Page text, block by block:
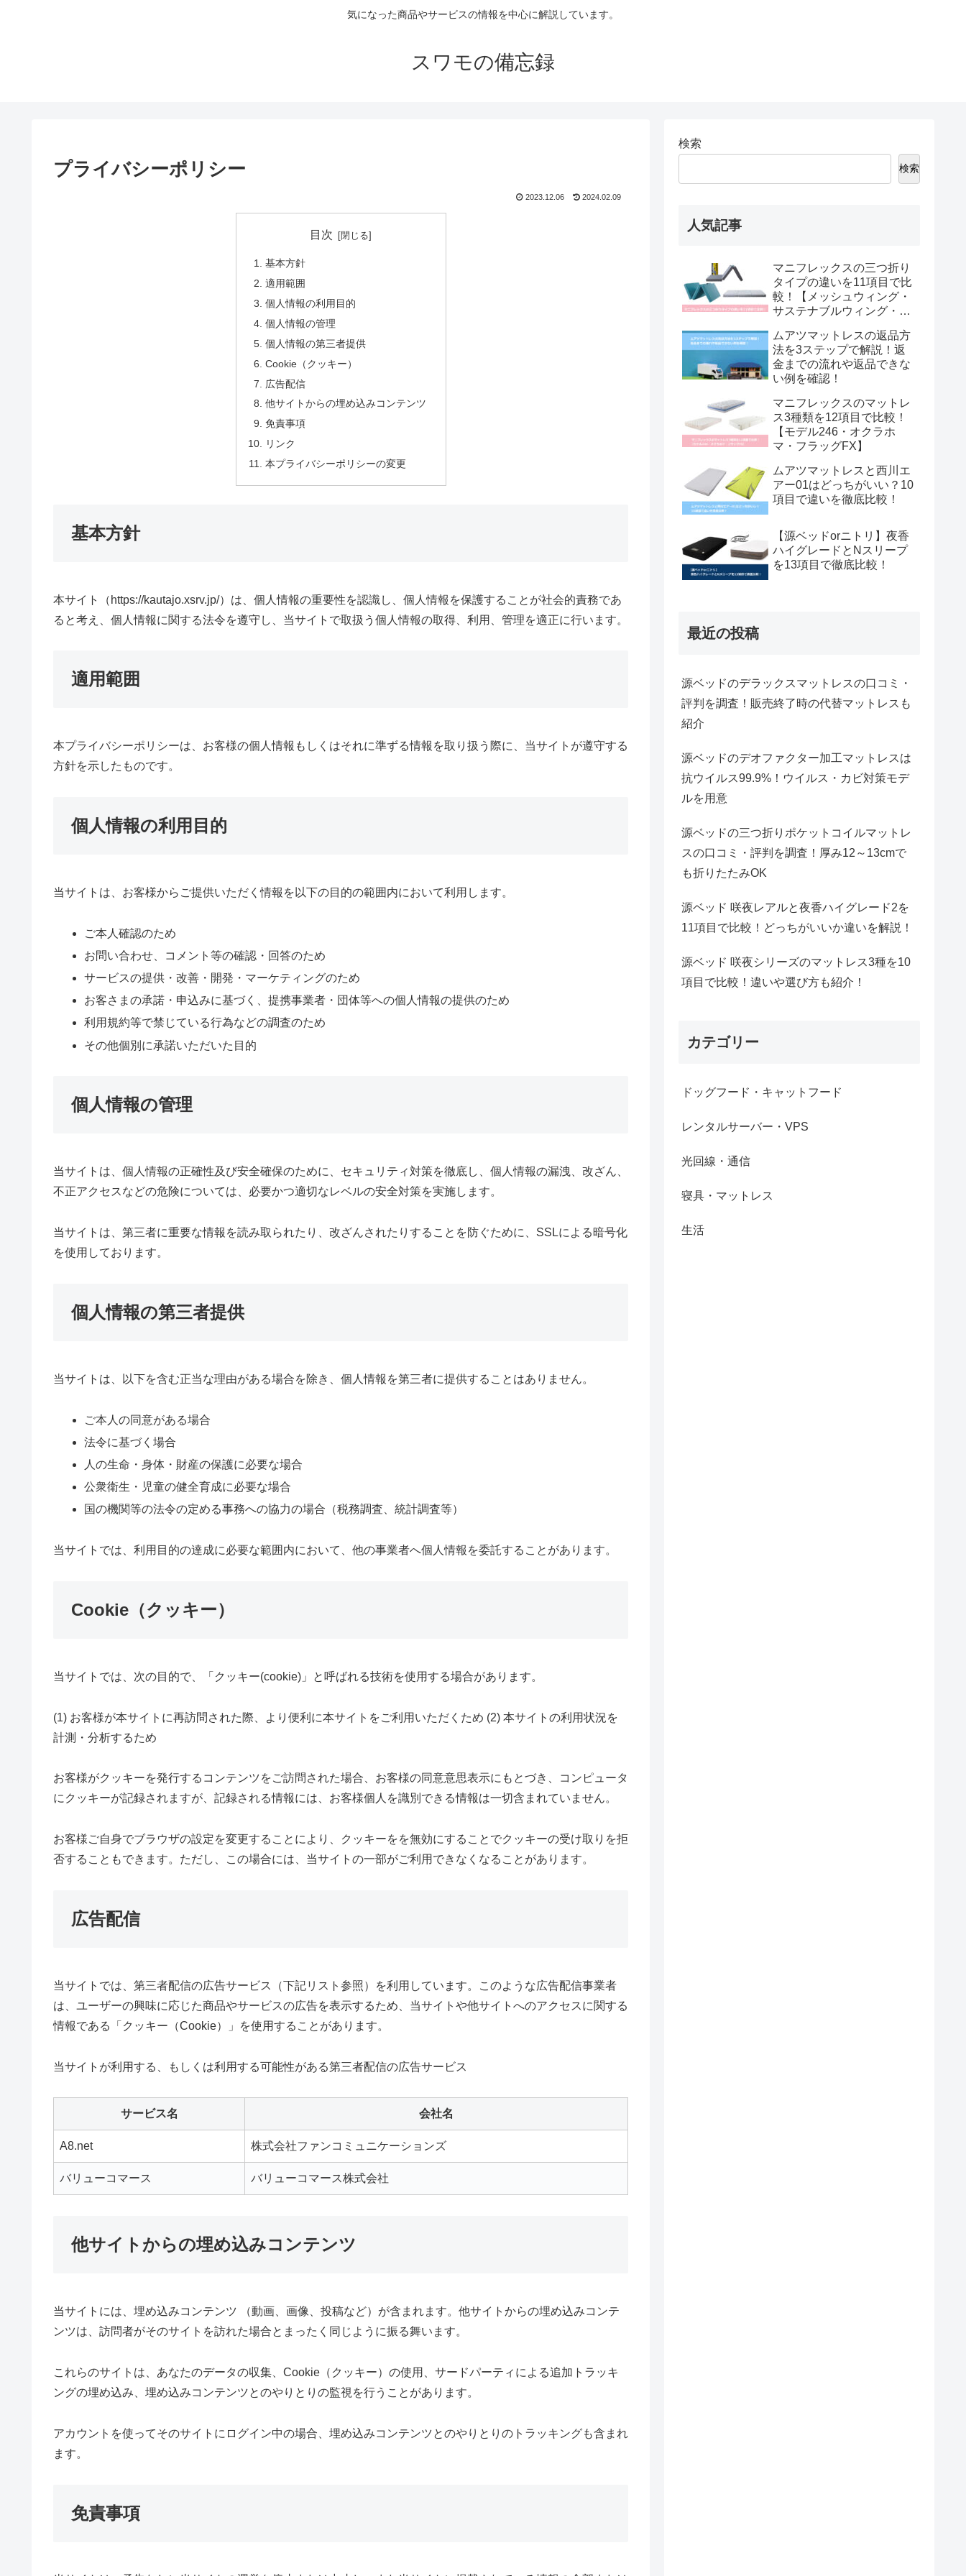
気になった商品やサービスの情報を中心に解説しています。
スワモの備忘録
プライバシーポリシー
2023.12.06 2024.02.09
目次
基本方針
適用範囲
個人情報の利用目的
個人情報の管理
個人情報の第三者提供
Cookie（クッキー）
広告配信
他サイトからの埋め込みコンテンツ
免責事項
リンク
本プライバシーポリシーの変更
基本方針
本サイト（https://kautajo.xsrv.jp/）は、個人情報の重要性を認識し、個人情報を保護することが社会的責務であ
ると考え、個人情報に関する法令を遵守し、当サイトで取扱う個人情報の取得、利用、管理を適正に行います。
適用範囲
本プライバシーポリシーは、お客様の個人情報もしくはそれに準ずる情報を取り扱う際に、当サイトが遵守する
方針を示したものです。
個人情報の利用目的
当サイトは、お客様からご提供いただく情報を以下の目的の範囲内において利用します。
ご本人確認のため
お問い合わせ、コメント等の確認・回答のため
サービスの提供・改善・開発・マーケティングのため
お客さまの承諾・申込みに基づく、提携事業者・団体等への個人情報の提供のため
利用規約等で禁じている行為などの調査のため
その他個別に承諾いただいた目的
個人情報の管理
当サイトは、個人情報の正確性及び安全確保のために、セキュリティ対策を徹底し、個人情報の漏洩、改ざん、
不正アクセスなどの危険については、必要かつ適切なレベルの安全対策を実施します。
当サイトは、第三者に重要な情報を読み取られたり、改ざんされたりすることを防ぐために、SSLによる暗号化
を使用しております。
個人情報の第三者提供
当サイトは、以下を含む正当な理由がある場合を除き、個人情報を第三者に提供することはありません。
ご本人の同意がある場合
法令に基づく場合
人の生命・身体・財産の保護に必要な場合
公衆衛生・児童の健全育成に必要な場合
国の機関等の法令の定める事務への協力の場合（税務調査、統計調査等）
当サイトでは、利用目的の達成に必要な範囲内において、他の事業者へ個人情報を委託することがあります。
Cookie（クッキー）
当サイトでは、次の目的で、「クッキー(cookie)」と呼ばれる技術を使用する場合があります。
(1) お客様が本サイトに再訪問された際、より便利に本サイトをご利用いただくため (2) 本サイトの利用状況を
計測・分析するため
お客様がクッキーを発行するコンテンツをご訪問された場合、お客様の同意意思表示にもとづき、コンピュータ
にクッキーが記録されますが、記録される情報には、お客様個人を識別できる情報は一切含まれていません。
お客様ご自身でブラウザの設定を変更することにより、クッキーをを無効にすることでクッキーの受け取りを拒
否することもできます。ただし、この場合には、当サイトの一部がご利用できなくなることがあります。
広告配信
当サイトでは、第三者配信の広告サービス（下記リスト参照）を利用しています。このような広告配信事業者
は、ユーザーの興味に応じた商品やサービスの広告を表示するため、当サイトや他サイトへのアクセスに関する
情報である「クッキー（Cookie）」を使用することがあります。
当サイトが利用する、もしくは利用する可能性がある第三者配信の広告サービス
サービス名 会社名
A8.net 株式会社ファンコミュニケーションズ
バリューコマース バリューコマース株式会社
他サイトからの埋め込みコンテンツ
当サイトには、埋め込みコンテンツ （動画、画像、投稿など）が含まれます。他サイトからの埋め込みコンテ
ンツは、訪問者がそのサイトを訪れた場合とまったく同じように振る舞います。
これらのサイトは、あなたのデータの収集、Cookie（クッキー）の使用、サードパーティによる追加トラッキ
ングの埋め込み、埋め込みコンテンツとのやりとりの監視を行うことがあります。
アカウントを使ってそのサイトにログイン中の場合、埋め込みコンテンツとのやりとりのトラッキングも含まれ
ます。
免責事項
検索
検索
人気記事
マニフレックスの三つ折り
タイプの違いを11項目で比
較！【メッシュウィング・
サステナブルウィング・DD
ムアツマットレスの返品方
法を3ステップで解説！返
金までの流れや返品できな
い例を確認！
マニフレックスのマットレ
ス3種類を12項目で比較！
【モデル246・オクラホ
マ・フラッグFX】
ムアツマットレスと西川エ
アー01はどっちがいい？10
項目で違いを徹底比較！
【源ベッドorニトリ】夜香
ハイグレードとNスリープ
を13項目で徹底比較！
最近の投稿
源ベッドのデラックスマットレスの口コミ・
評判を調査！販売終了時の代替マットレスも
紹介
源ベッドのデオファクター加工マットレスは
抗ウイルス99.9%！ウイルス・カビ対策モデ
ルを用意
源ベッドの三つ折りポケットコイルマットレ
スの口コミ・評判を調査！厚み12～13cmで
も折りたたみOK
源ベッド 咲夜レアルと夜香ハイグレード2を
11項目で比較！どっちがいいか違いを解説！
源ベッド 咲夜シリーズのマットレス3種を10
項目で比較！違いや選び方も紹介！
カテゴリー
ドッグフード・キャットフード
レンタルサーバー・VPS
光回線・通信
寝具・マットレス
生活